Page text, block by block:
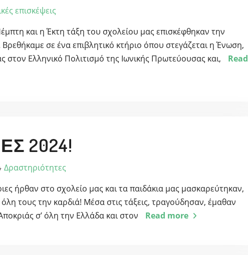
επισκέψεις
και η Έκτη τάξη του σχολείου μας επισκέφθηκαν την
σε ένα επιβλητικό κτήριο όπου στεγάζεται η Ένωση,
στον Ελληνικό Πολιτισμό της Ιωνικής Πρωτεύουσας και,
Read
2024!
Δραστηριότητες
ήρθαν στο σχολείο μας και τα παιδάκια μας μασκαρεύτηκαν,
τους την καρδιά! Μέσα στις τάξεις, τραγούδησαν, έμαθαν
σ’ όλη την Ελλάδα και στον
Read more